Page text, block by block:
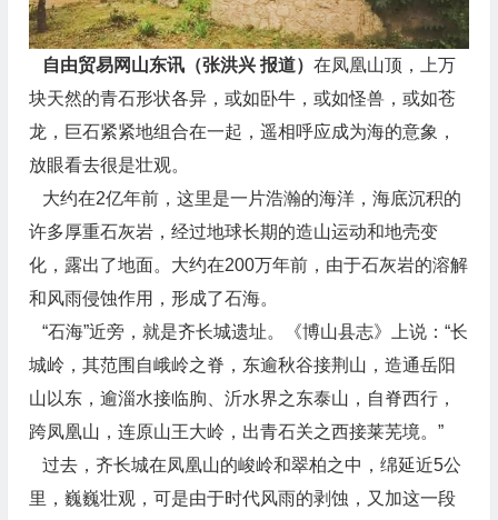
自由贸易网山东讯（张洪兴 报道） 在凤凰山顶，上万
块天然的青石形状各异，或如卧牛，或如怪兽，或如苍
龙，巨石紧紧地组合在一起，遥相呼应成为海的意象，
放眼看去很是壮观。
大约在2亿年前，这里是一片浩瀚的海洋，海底沉积的
许多厚重石灰岩，经过地球长期的造山运动和地壳变
化，露出了地面。大约在200万年前，由于石灰岩的溶解
和风雨侵蚀作用，形成了石海。
“石海”近旁，就是齐长城遗址。《博山县志》上说：“长
城岭，其范围自峨岭之脊，东逾秋谷接荆山，造通岳阳
山以东，逾淄水接临朐、沂水界之东泰山，自脊西行，
跨凤凰山，连原山王大岭，出青石关之西接莱芜境。”
过去，齐长城在凤凰山的峻岭和翠柏之中，绵延近5公
里，巍巍壮观，可是由于时代风雨的剥蚀，又加这一段